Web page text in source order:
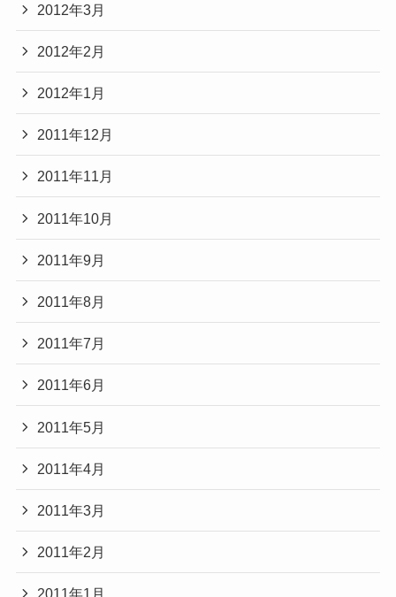
2012年3月
2012年2月
2012年1月
2011年12月
2011年11月
2011年10月
2011年9月
2011年8月
2011年7月
2011年6月
2011年5月
2011年4月
2011年3月
2011年2月
2011年1月